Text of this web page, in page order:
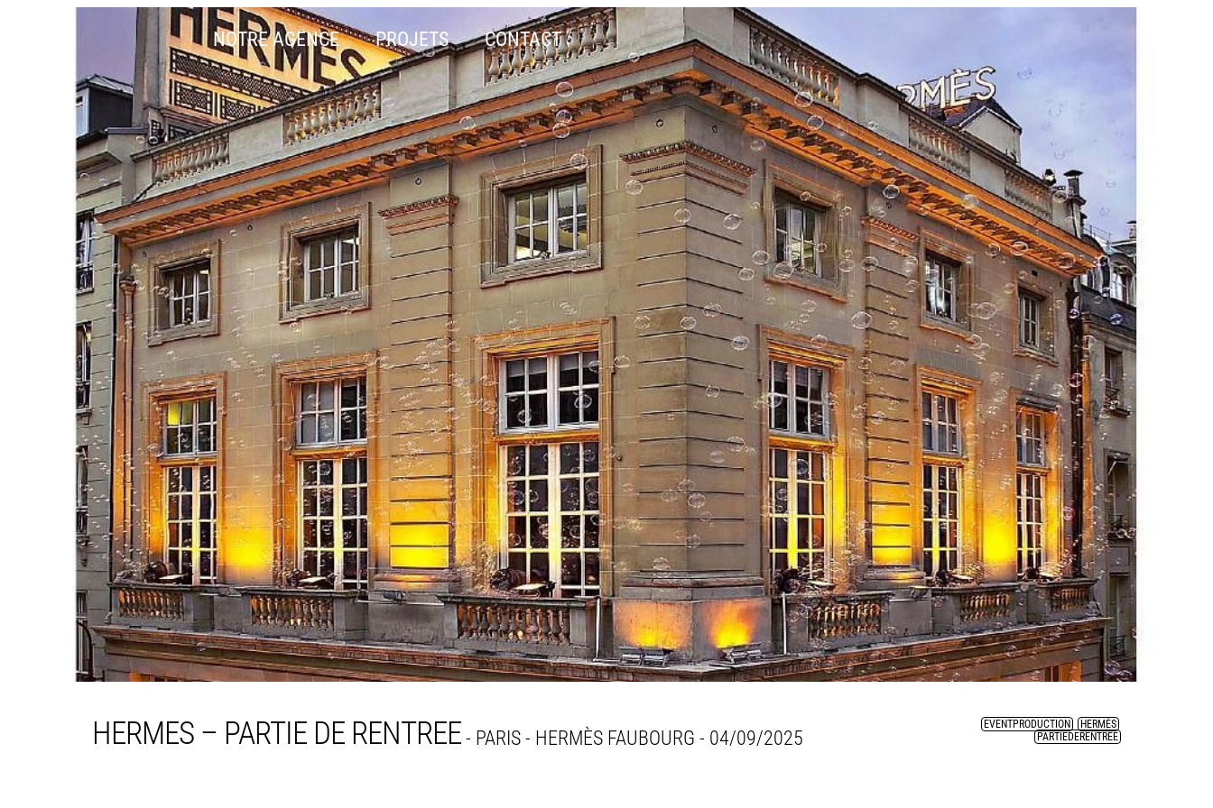
NOTRE AGENCE PROJETS CONTACT
HERMES – PARTIE DE RENTREE- PARIS - HERMÈS FAUBOURG - 04/09/2025
EVENTPRODUCTION HERMÈS
PARTIEDERENTRÉE